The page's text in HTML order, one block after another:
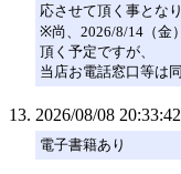
応させて頂く事となり
※尚、2026/8/14（金
頂く予定ですが、
当店お電話窓口等は
2026/08/08 20:33:42
電子書籍あり